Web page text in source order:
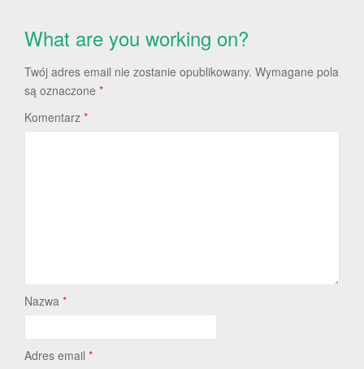
What are you working on?
Twój adres email nie zostanie opublikowany. Wymagane pola
są oznaczone *
Komentarz *
Nazwa *
Adres email *